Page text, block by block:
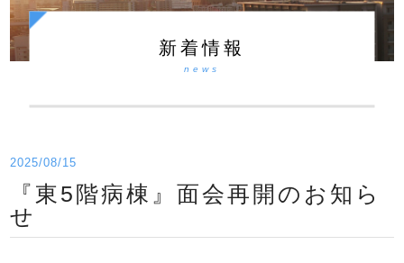
新着情報
news
2025/08/15
『東5階病棟』面会再開のお知ら
せ